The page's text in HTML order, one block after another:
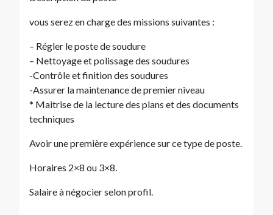
vous serez en charge des missions suivantes :
– Régler le poste de soudure
– Nettoyage et polissage des soudures
-Contrôle et finition des soudures
-Assurer la maintenance de premier niveau
* Maitrise de la lecture des plans et des documents
techniques
Avoir une première expérience sur ce type de poste.
Horaires 2×8 ou 3×8.
Salaire à négocier selon profil.